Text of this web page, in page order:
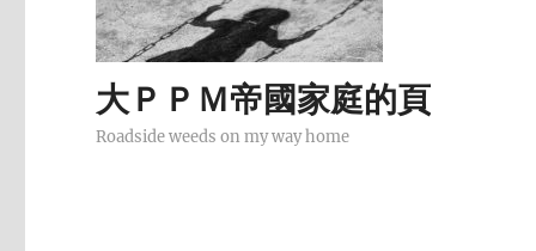
大ＰＰＭ帝國家庭的頁
Roadside weeds on my way home